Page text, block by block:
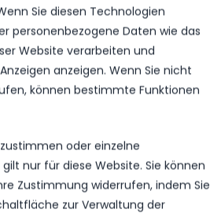
Sie diesen Technologien
personenbezogene Daten wie das
Website verarbeiten und
anzeigen. Wenn Sie nicht
können bestimmte Funktionen
oder einzelne
nur für diese Website. Sie können
Zustimmung widerrufen, indem Sie
zur Verwaltung der